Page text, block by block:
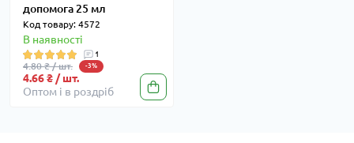
допомога 25 мл
Код товару: 4572
В наявності
1
4.80 ₴ / шт. -3%
4.66 ₴ / шт.
Оптом і в роздріб